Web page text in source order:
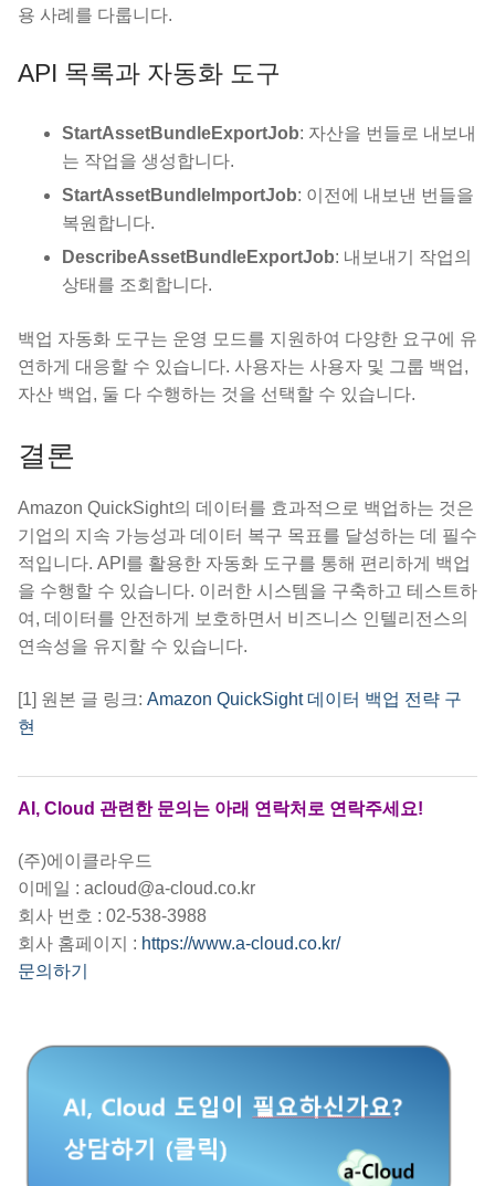
용 사례를 다룹니다.
API 목록과 자동화 도구
StartAssetBundleExportJob: 자산을 번들로 내보내
는 작업을 생성합니다.
StartAssetBundleImportJob: 이전에 내보낸 번들을
복원합니다.
DescribeAssetBundleExportJob: 내보내기 작업의
상태를 조회합니다.
백업 자동화 도구는 운영 모드를 지원하여 다양한 요구에 유
연하게 대응할 수 있습니다. 사용자는 사용자 및 그룹 백업,
자산 백업, 둘 다 수행하는 것을 선택할 수 있습니다.
결론
Amazon QuickSight의 데이터를 효과적으로 백업하는 것은
기업의 지속 가능성과 데이터 복구 목표를 달성하는 데 필수
적입니다. API를 활용한 자동화 도구를 통해 편리하게 백업
을 수행할 수 있습니다. 이러한 시스템을 구축하고 테스트하
여, 데이터를 안전하게 보호하면서 비즈니스 인텔리전스의
연속성을 유지할 수 있습니다.
[1] 원본 글 링크: Amazon QuickSight 데이터 백업 전략 구
현
AI, Cloud 관련한 문의는 아래 연락처로 연락주세요!
(주)에이클라우드
이메일 : acloud@a-cloud.co.kr
회사 번호 : 02-538-3988
회사 홈페이지 : https://www.a-cloud.co.kr/
문의하기